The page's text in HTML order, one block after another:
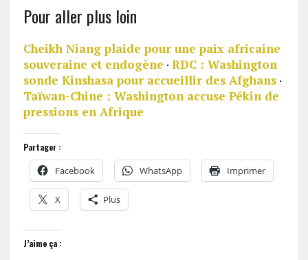
Pour aller plus loin
Cheikh Niang plaide pour une paix africaine
souveraine et endogène · RDC : Washington
sonde Kinshasa pour accueillir des Afghans·
Taïwan-Chine : Washington accuse Pékin de
pressions en Afrique
Partager :
Facebook WhatsApp Imprimer
X Plus
J’aime ça :